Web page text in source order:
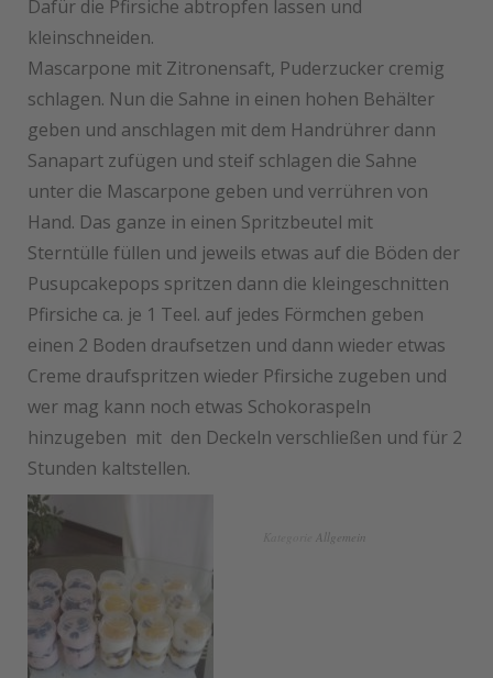
Dafür die Pfirsiche abtropfen lassen und
kleinschneiden.
Mascarpone mit Zitronensaft, Puderzucker cremig
schlagen. Nun die Sahne in einen hohen Behälter
geben und anschlagen mit dem Handrührer dann
Sanapart zufügen und steif schlagen die Sahne
unter die Mascarpone geben und verrühren von
Hand. Das ganze in einen Spritzbeutel mit
Sterntülle füllen und jeweils etwas auf die Böden der
Pusupcakepops spritzen dann die kleingeschnitten
Pfirsiche ca. je 1 Teel. auf jedes Förmchen geben
einen 2 Boden draufsetzen und dann wieder etwas
Creme draufspritzen wieder Pfirsiche zugeben und
wer mag kann noch etwas Schokoraspeln
hinzugeben mit den Deckeln verschließen und für 2
Stunden kaltstellen.
Allgemein